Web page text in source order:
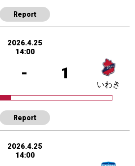
Report
2026.4.25
14:00
- 1
いわき
Report
2026.4.25
14:00